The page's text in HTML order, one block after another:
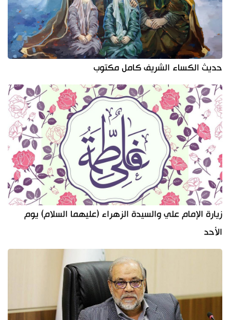
حديث الكساء الشريف كامل مكتوب
زيارة الإمام علي والسيدة الزهراء (عليهما السلام) يوم
الأحد